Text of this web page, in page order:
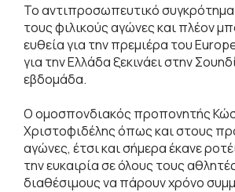
Το αντιπροσωπευτικό
τους φιλικούς αγώνες και πλέον
ευθεία για την πρεμιέρα του
για την Ελλάδα ξεκινάει στην
εβδομάδα.
Ο ομοσπονδιακός προπονητής
Χριστοφιδέλης όπως και στους
αγώνες, έτσι και σήμερα έκανε
την ευκαιρία σε όλους τους
διαθέσιμους να πάρουν χρόνο